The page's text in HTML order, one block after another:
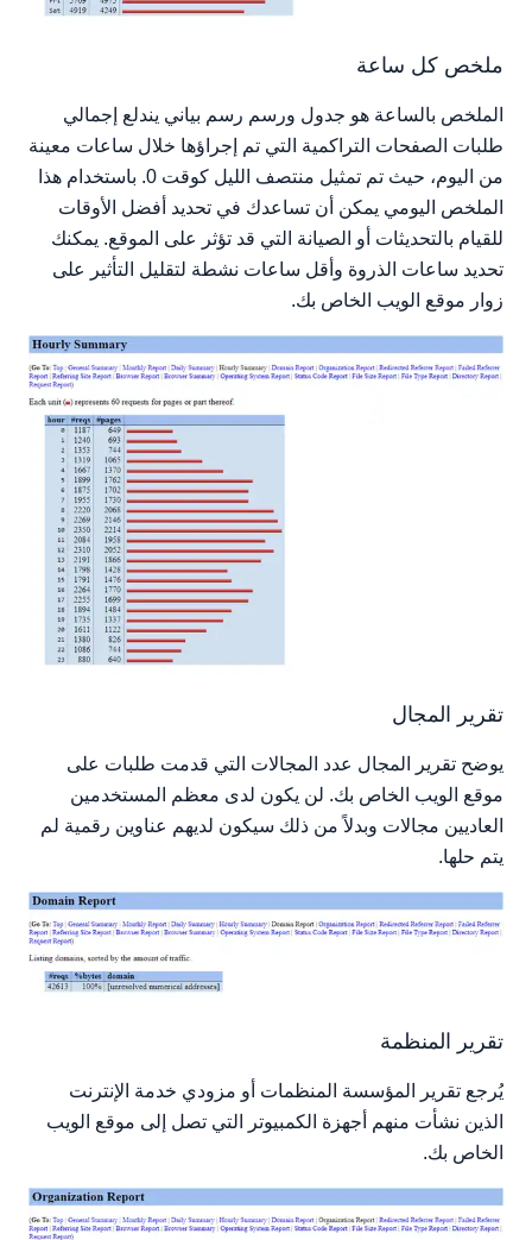
ملخص كل ساعة
الملخص بالساعة هو جدول ورسم رسم بياني يندلع إجمالي
طلبات الصفحات التراكمية التي تم إجراؤها خلال ساعات معينة
من اليوم، حيث تم تمثيل منتصف الليل كوقت 0. باستخدام هذا
الملخص اليومي يمكن أن تساعدك في تحديد أفضل الأوقات
للقيام بالتحديثات أو الصيانة التي قد تؤثر على الموقع. يمكنك
تحديد ساعات الذروة وأقل ساعات نشطة لتقليل التأثير على
زوار موقع الويب الخاص بك.
تقرير المجال
يوضح تقرير المجال عدد المجالات التي قدمت طلبات على
موقع الويب الخاص بك. لن يكون لدى معظم المستخدمين
العاديين مجالات وبدلاً من ذلك سيكون لديهم عناوين رقمية لم
يتم حلها.
تقرير المنظمة
يُرجع تقرير المؤسسة المنظمات أو مزودي خدمة الإنترنت
الذين نشأت منهم أجهزة الكمبيوتر التي تصل إلى موقع الويب
الخاص بك.